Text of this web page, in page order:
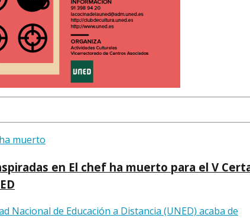
muerto
en El chef ha muerto para el V
Nacional de Educación a Distancia (UNED) acaba de